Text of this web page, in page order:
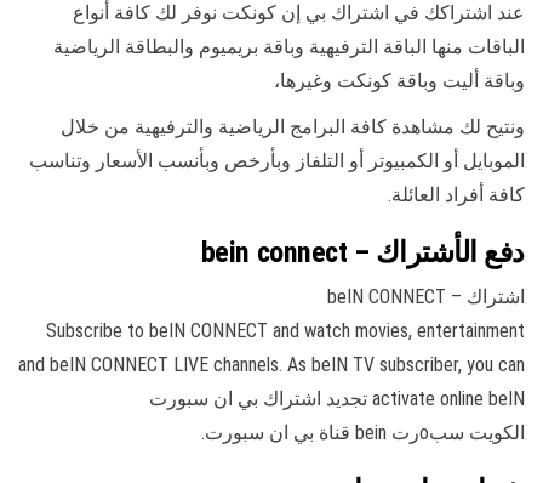
عند اشتراكك في اشتراك بي إن كونكت نوفر لك كافة أنواع
الباقات منها الباقة الترفيهية وباقة بريميوم والبطاقة الرياضية
وباقة أليت وباقة كونكت وغيرها،
ونتيح لك مشاهدة كافة البرامج الرياضية والترفيهية من خلال
الموبايل أو الكمبيوتر أو التلفاز وبأرخص وبأنسب الأسعار وتناسب
كافة أفراد العائلة.
دفع الأشتراك – bein connect
اشتراك – beIN CONNECT
Subscribe to beIN CONNECT and watch movies, entertainment
and beIN CONNECT LIVE channels. As beIN TV subscriber, you can
activate online beIN تجديد اشتراك بي ان سبورت
الكويت سبoرت bein قناة بي ان سبورت.